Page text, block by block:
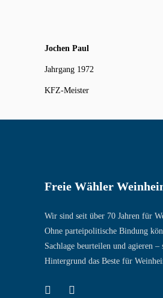
Jochen Paul
Jahrgang 1972
KFZ-Meister
Freie Wähler
Wir sind seit über 70 Jahren für
Ohne parteipolitische Bindung
Sachlage beurteilen und agieren –
Hintergrund das Beste für